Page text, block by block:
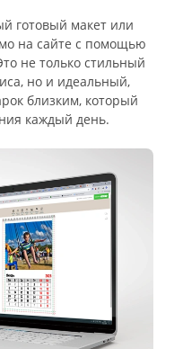
готовый макет или
на сайте с помощью
не только стильный
но и идеальный,
близким, который
каждый день.